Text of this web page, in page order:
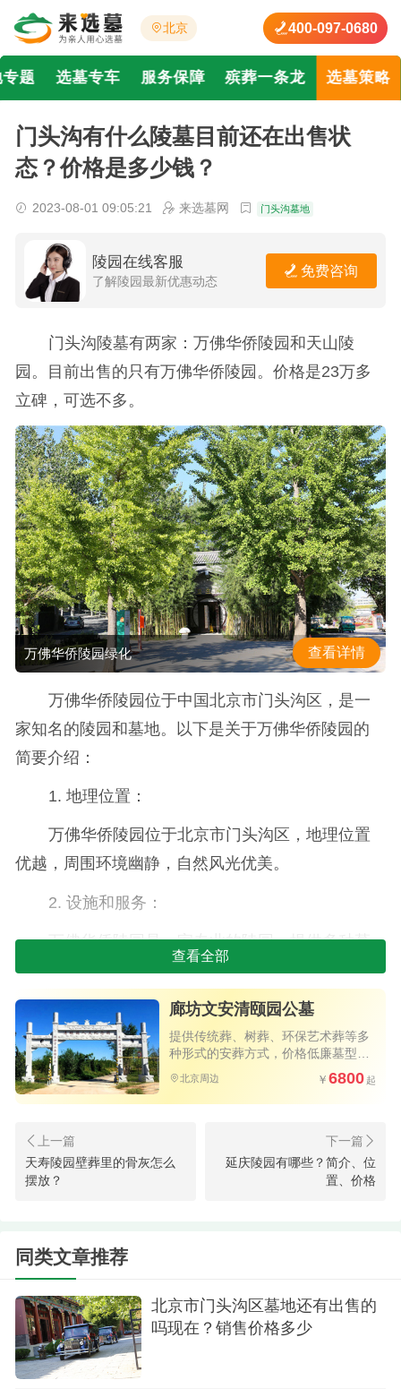
北京 400-097-0680
题 选墓专车 服务保障 殡葬一条龙 选墓策略
门头沟有什么陵墓目前还在出售状
态？价格是多少钱？
2023-08-01 09:05:21 来选墓网 门头沟墓地
陵园在线客服
了解陵园最新优惠动态
免费咨询
门头沟陵墓有两家：万佛华侨陵园和天山陵
园。目前出售的只有万佛华侨陵园。价格是23万多
立碑，可选不多。
万佛华侨陵园绿化 查看详情
万佛华侨陵园位于中国北京市门头沟区，是一
家知名的陵园和墓地。以下是关于万佛华侨陵园的
简要介绍：
1. 地理位置：
万佛华侨陵园位于北京市门头沟区，地理位置
优越，周围环境幽静，自然风光优美。
2. 设施和服务：
万佛华侨陵园是一家专业的陵园，提供多种墓
地类型和葬礼服务。陵园内设施齐全，包括不同规
格和风格的墓碑、墓室、墓穴等供选择。同时，陵
园也提供各类葬礼服务，包括墓地选址、殡仪服
务、悼念仪式等，以满足不同家庭的需求。
3. 环境与景观：
万佛华侨陵园被自然风景所环绕，环境清幽宜
人，是一个适合沉思和悼念的场所。陵园内种植有
各种花木，营造出安详肃穆的氛围，为家人祭奠亲
4. 文化和价值：
陵园作为一种传统的葬礼形式，代表着对逝去
亲人的敬意和思念之情。万佛华侨陵园秉承传统文
化，弘扬中华传统礼仪，让人们通过悼念和祭奠表
达对逝去亲人的深深怀念。
查看全部
廊坊文安清颐园公墓
提供传统葬、树葬、环保艺术葬等多
种形式的安葬方式，价格低廉墓型品
北京周边 6800
天寿陵园壁葬里的骨灰怎么
摆放？
延庆陵园有哪些？简介、位
置、价格
同类文章推荐
北京市门头沟区墓地还有出售的
吗现在？销售价格多少